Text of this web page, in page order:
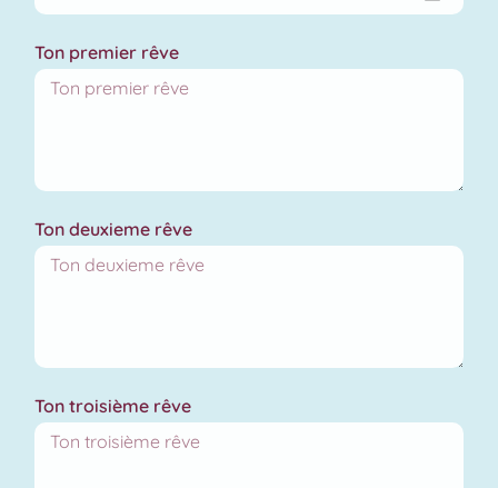
Ton premier rêve
Ton deuxieme rêve
Ton troisième rêve